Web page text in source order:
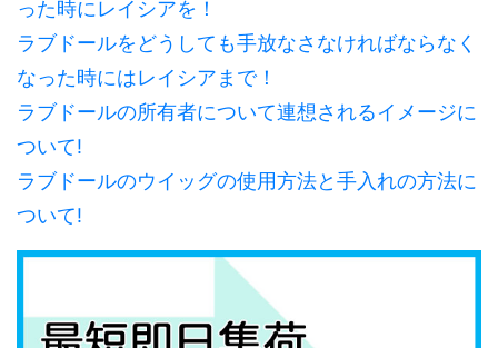
った時にレイシアを！
ラブドールをどうしても手放なさなければならなく
なった時にはレイシアまで！
ラブドールの所有者について連想されるイメージに
ついて!
ラブドールのウイッグの使用方法と手入れの方法に
ついて!